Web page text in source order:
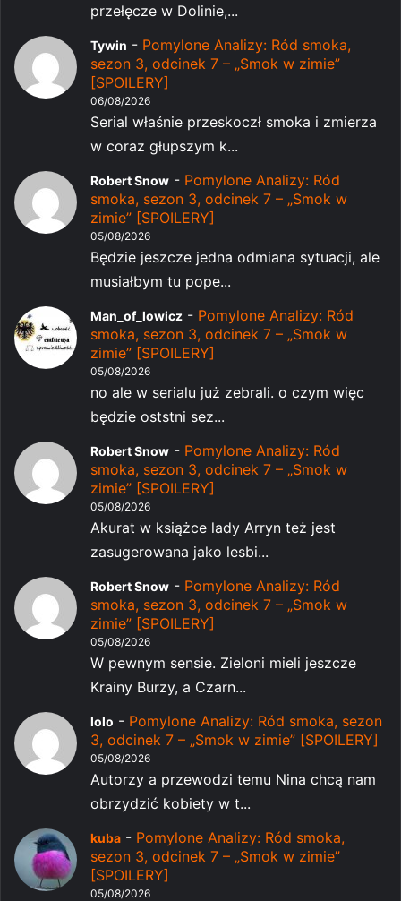
przełęcze w Dolinie,...
Tywin - Pomylone Analizy: Ród smoka,
sezon 3, odcinek 7 – „Smok w zimie”
[SPOILERY]
06/08/2026
Serial właśnie przeskoczł smoka i zmierza
w coraz głupszym k...
Robert Snow - Pomylone Analizy: Ród
smoka, sezon 3, odcinek 7 – „Smok w
zimie” [SPOILERY]
05/08/2026
Będzie jeszcze jedna odmiana sytuacji, ale
musiałbym tu pope...
Man_of_lowicz - Pomylone Analizy: Ród
smoka, sezon 3, odcinek 7 – „Smok w
zimie” [SPOILERY]
05/08/2026
no ale w serialu już zebrali. o czym więc
będzie oststni sez...
Robert Snow - Pomylone Analizy: Ród
smoka, sezon 3, odcinek 7 – „Smok w
zimie” [SPOILERY]
05/08/2026
Akurat w książce lady Arryn też jest
zasugerowana jako lesbi...
Robert Snow - Pomylone Analizy: Ród
smoka, sezon 3, odcinek 7 – „Smok w
zimie” [SPOILERY]
05/08/2026
W pewnym sensie. Zieloni mieli jeszcze
Krainy Burzy, a Czarn...
lolo - Pomylone Analizy: Ród smoka, sezon
3, odcinek 7 – „Smok w zimie” [SPOILERY]
05/08/2026
Autorzy a przewodzi temu Nina chcą nam
obrzydzić kobiety w t...
kuba - Pomylone Analizy: Ród smoka,
sezon 3, odcinek 7 – „Smok w zimie”
[SPOILERY]
05/08/2026